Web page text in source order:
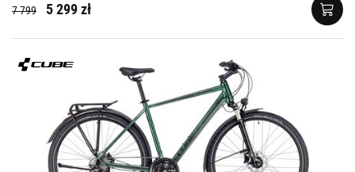
7 799 5 299 zł